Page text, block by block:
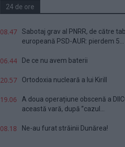
24 de ore
08.47
Sabotaj grav al PNRR, de către
europeană PSD-AUR: pierdem 5...
06.44 De ce nu avem baterii
20.57 Ortodoxia nucleară a lui Kirill
19.06
A doua operațiune obscenă a
această vară, după ”cazul...
08.18 Ne-au furat străinii Dunărea!